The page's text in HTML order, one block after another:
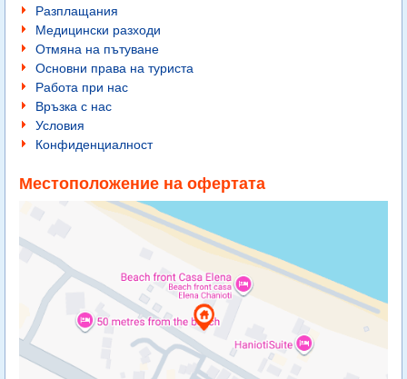
Разплащания
Медицински разходи
Отмяна на пътуване
Основни права на туриста
Работа при нас
Връзка с нас
Условия
Конфиденциалност
Местоположение на офертата